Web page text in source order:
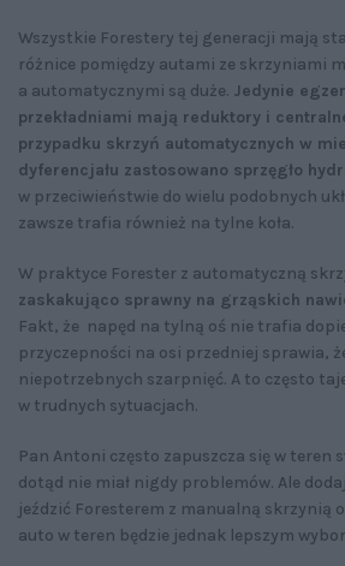
Wszystkie Forestery tej generacji mają
różnice pomiędzy autami ze skrzyniami
a automatycznymi są duże. Jedynie
przekładniami mają reduktory i
przypadku skrzyń automatycznych w
dyferencjału zastosowano sprzęgło
w przeciwieństwie do wielu podobnych
zawsze trafia również na tylne koła.
W praktyce Forester z automatyczną
zaskakująco sprawny na grząskich
Fakt, że napęd na tylną oś nie trafia
przyczepności na osi przedniej sprawia,
niepotrzebnych szarpnięć. A to często
w trudnych sytuacjach.
Pan Antoni często zapuszcza się w teren
dotąd nie miał nigdy problemów. Ale
jeździć Foresterem z manualną skrzynią
auto w teren będzie jednak lepszym